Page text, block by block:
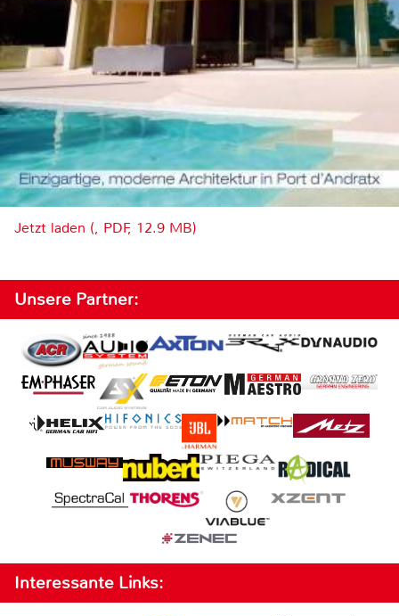
Jetzt laden (, PDF, 12.9 MB)
Unsere Partner:
Interessante Links: